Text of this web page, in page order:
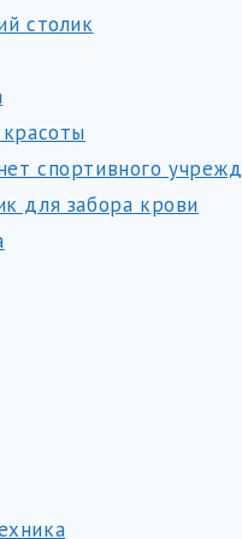
столик
спортивного
для забора крови